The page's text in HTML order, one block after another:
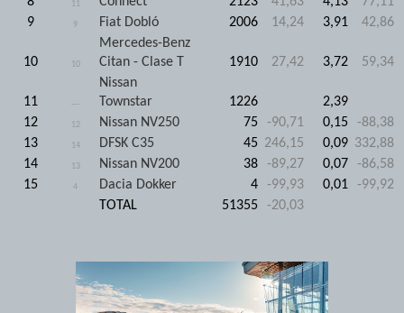
11
9
9 Fiat Dobló 2006 14,24 3,91 42,86
10 10
Mercedes-Benz
Citan - Clase T
1910 27,42 3,72 59,34
11 ---
Nissan
Townstar
1226
2,39
12
12 Nissan NV250 75 -90,71 0,15
-88,38
13
14 DFSK C35 45 246,15 0,09 332,88
14
13 Nissan NV200 38 -89,27 0,07
-86,58
15
4 Dacia Dokker 4 -99,93 0,01
-99,92
TOTAL
51355 -20,03